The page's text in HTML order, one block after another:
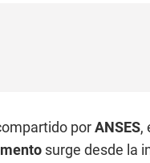
porANSES,
surge desde la